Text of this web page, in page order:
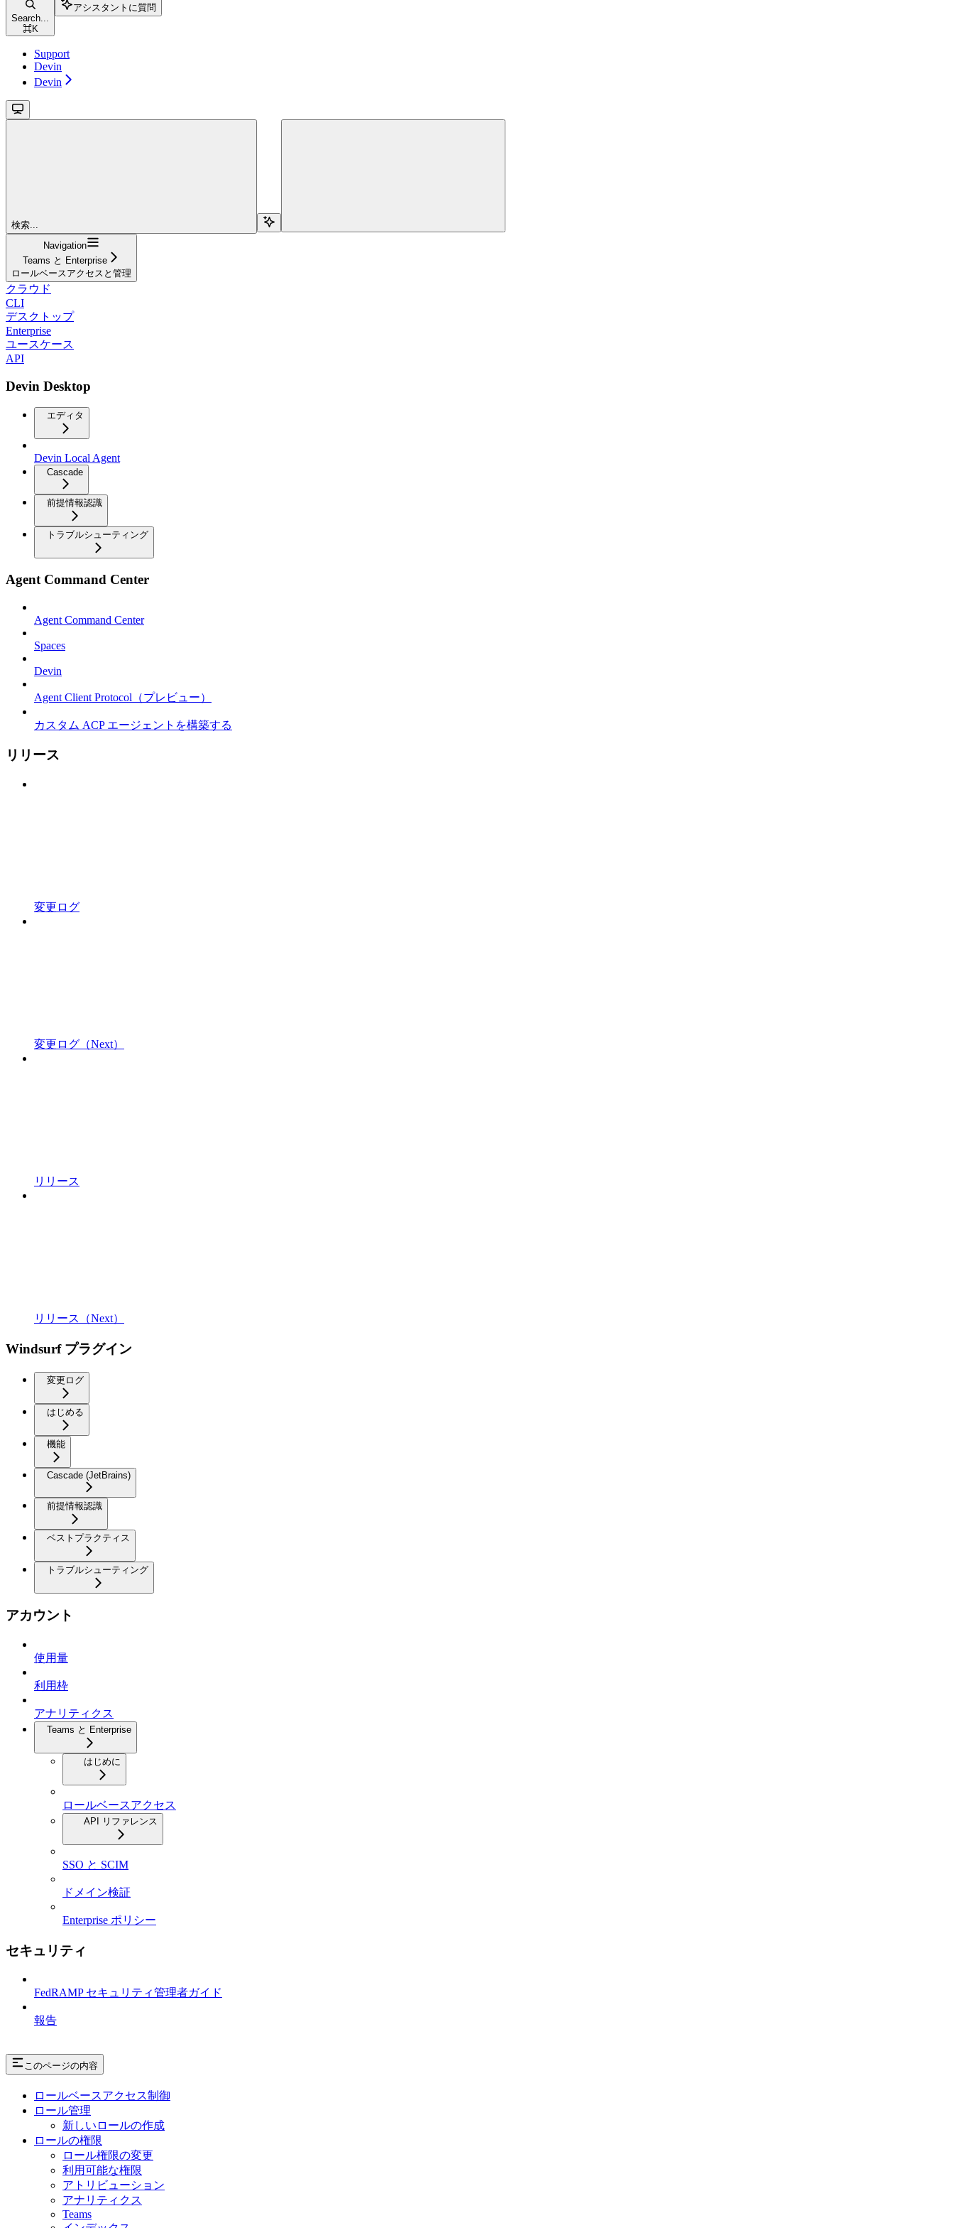
Search...
⌘K
アシスタントに質問
Support
Devin
Devin
検索...
Navigation
Teams と Enterprise
ロールベースアクセスと管理
クラウド
CLI
デスクトップ
Enterprise
ユースケース
API
Devin Desktop
エディタ
Devin Local Agent
Cascade
前提情報認識
トラブルシューティング
Agent Command Center
Agent Command Center
Spaces
Devin
Agent Client Protocol（プレビュー）
カスタム ACP エージェントを構築する
リリース
変更ログ
変更ログ（Next）
リリース
リリース（Next）
Windsurf プラグイン
変更ログ
はじめる
機能
Cascade (JetBrains)
前提情報認識
ベストプラクティス
トラブルシューティング
アカウント
使用量
利用枠
アナリティクス
Teams と Enterprise
はじめに
ロールベースアクセス
API リファレンス
SSO と SCIM
ドメイン検証
Enterprise ポリシー
セキュリティ
FedRAMP セキュリティ管理者ガイド
報告
このページの内容
ロールベースアクセス制御
ロール管理
新しいロールの作成
ロールの権限
ロール権限の変更
利用可能な権限
アトリビューション
アナリティクス
Teams